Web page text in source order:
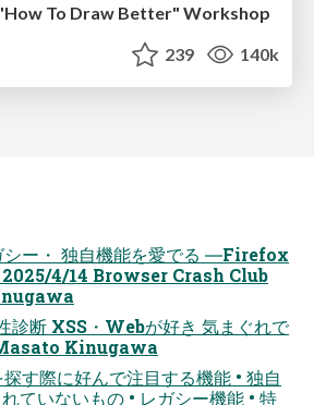
To Draw Better" Workshop
239 140k
シー・ 独自機能を愛でる ―Firefox
4/14 Browser Crash Club
診断 XSS・Webが好き 気まぐれで
Kinugawa
す際に好んで注目する機能 • 独自
ていないもの • レガシー機能 • 特